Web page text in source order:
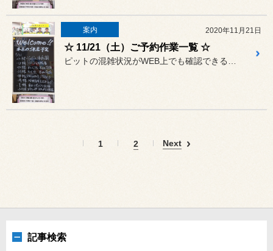
案内 2020年11月21日
☆ 11/21（土）ご予約作業一覧 ☆
1 2 Next
記事検索